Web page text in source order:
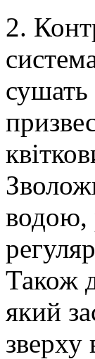
2.
сушать
водою,
Також
який